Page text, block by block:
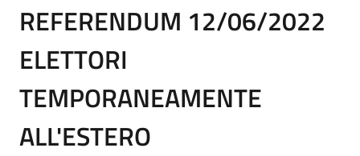
REFERENDUM 12/06/2022
ELETTORI
TEMPORANEAMENTE
ALL'ESTERO